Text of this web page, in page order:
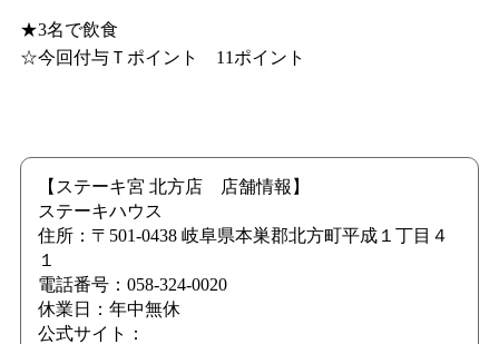
★3名で飲食
☆今回付与Ｔポイント 11ポイント
【ステーキ宮 北方店 店舗情報】
ステーキハウス
住所：〒501-0438 岐阜県本巣郡北方町平成１丁目４
１
電話番号：058-324-0020
休業日：年中無休
公式サイト：